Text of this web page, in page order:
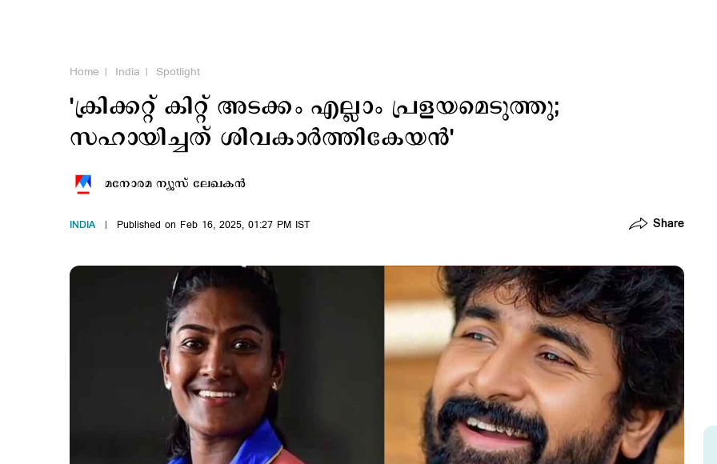
Home India Spotlight
'ക്രിക്കറ്റ് കിറ്റ് അടക്കം എല്ലാം പ്രളയമെടുത്തു;
സഹായിച്ചത് ശിവകാര്‍ത്തികേയന്‍'
മനോരമ ന്യൂസ് ലേഖകന്‍
INDIA Published on Feb 16, 2025, 01:27 PM IST Share